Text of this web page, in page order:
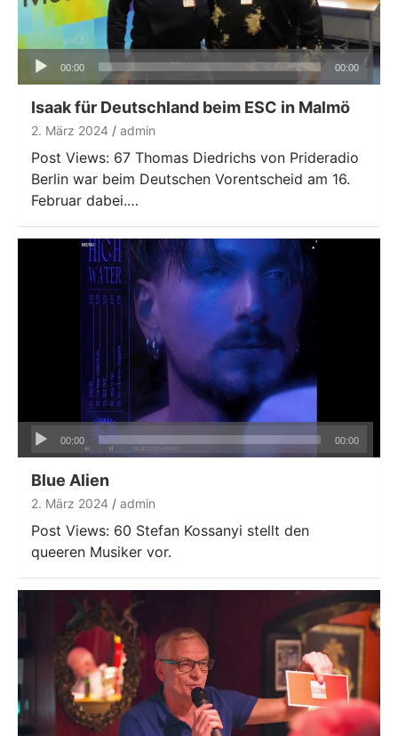
Audio-
Player
00:00 00:00
Isaak für Deutschland beim ESC in Malmö
2. März 2024 admin
Post Views: 67 Thomas Diedrichs von Prideradio
Berlin war beim Deutschen Vorentscheid am 16.
Februar dabei.…
Audio-
Player
00:00 00:00
Blue Alien
2. März 2024 admin
Post Views: 60 Stefan Kossanyi stellt den
queeren Musiker vor.